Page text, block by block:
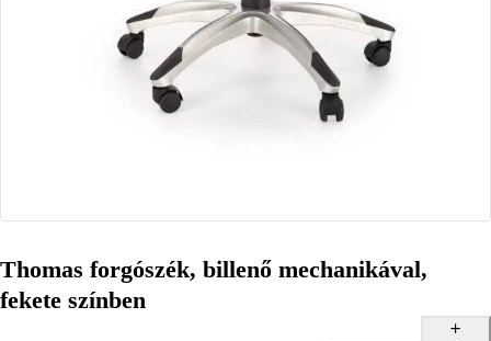
Thomas forgószék, billenő mechanikával,
fekete színben